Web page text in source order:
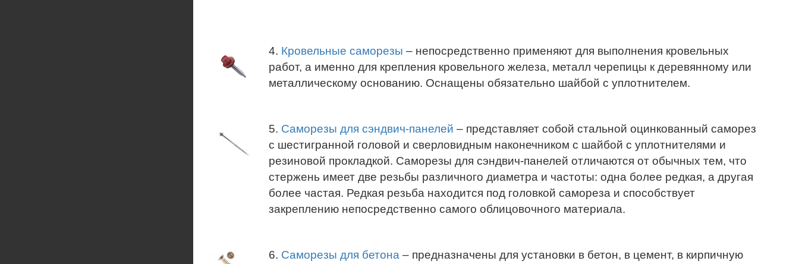
4. Кровельные саморезы – непосредственно применяют для выполнения кровельных
работ, а именно для крепления кровельного железа, металл черепицы к деревянному или
металлическому основанию. Оснащены обязательно шайбой с уплотнителем.
5. Саморезы для сэндвич-панелей – представляет собой стальной оцинкованный саморез
с шестигранной головой и сверловидным наконечником с шайбой с уплотнителями и
резиновой прокладкой. Саморезы для сэндвич-панелей отличаются от обычных тем, что
стержень имеет две резьбы различного диаметра и частоты: одна более редкая, а другая
более частая. Редкая резьба находится под головкой самореза и способствует
закреплению непосредственно самого облицовочного материала.
6. Саморезы для бетона – предназначены для установки в бетон, в цемент, в кирпичную